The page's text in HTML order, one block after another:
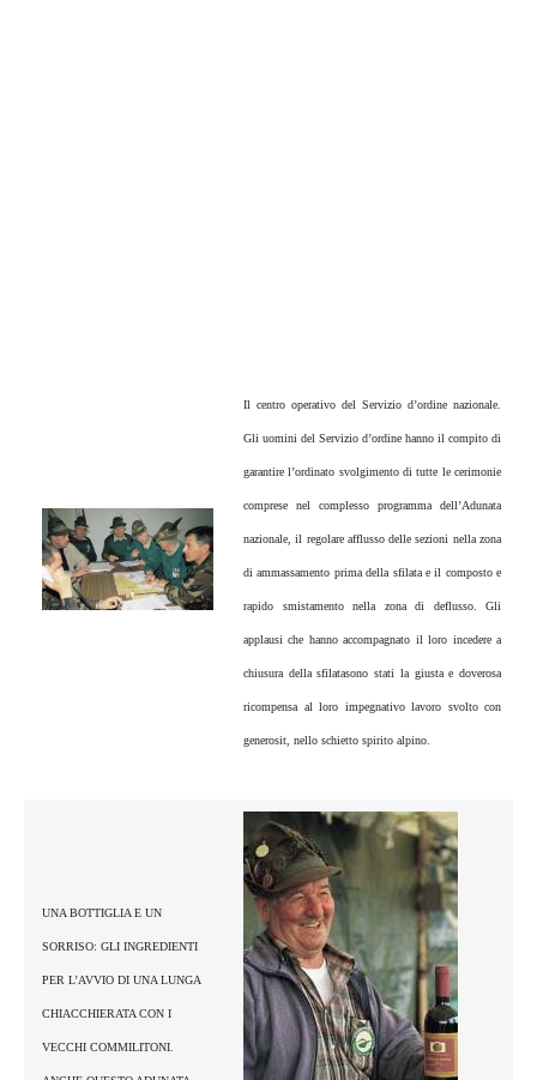
Il centro operativo del Servizio d’ordine nazionale.
Gli uomini del Servizio d’ordine hanno il compito di
garantire l’ordinato svolgimento di tutte le cerimonie
comprese nel complesso programma dell’Adunata
nazionale, il regolare afflusso delle sezioni nella zona
di ammassamento prima della sfilata e il composto e
rapido smistamento nella zona di deflusso. Gli
applausi che hanno accompagnato il loro incedere a
chiusura della sfilatasono stati la giusta e doverosa
ricompensa al loro impegnativo lavoro svolto con
generosit, nello schietto spirito alpino.
UNA BOTTIGLIA E UN
SORRISO: GLI INGREDIENTI
PER L’AVVIO DI UNA LUNGA
CHIACCHIERATA CON I
VECCHI COMMILITONI.